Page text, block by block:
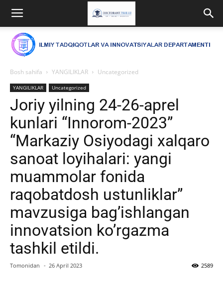
Bosh sahifa YANGILIKLAR Uncategorized
YANGILIKLAR Uncategorized
Joriy yilning 24-26-aprel
kunlari “Innorom-2023”
“Markaziy Osiyodagi xalqaro
sanoat loyihalari: yangi
muammolar fonida
raqobatdosh ustunliklar”
mavzusiga bag’ishlangan
innovatsion ko’rgazma
tashkil etildi.
Tomonidan - 26 April 2023 2589